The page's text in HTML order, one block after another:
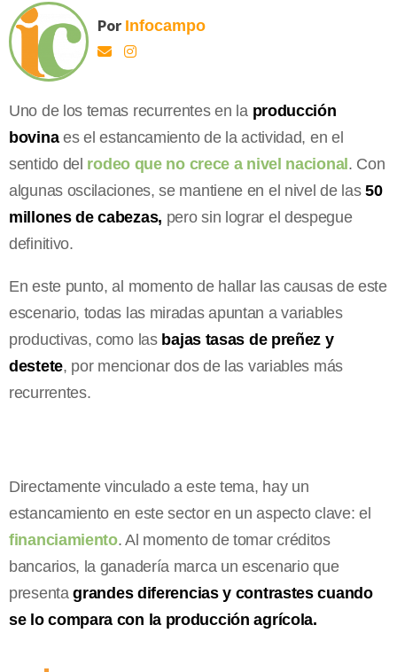
Por Infocampo
Uno de los temas recurrentes en la producción
bovinaes el estancamiento de la actividad, en el
sentido del rodeo que no crece a nivel nacional . Con
algunas oscilaciones, se mantiene en el nivel de las50
millones de cabezas, pero sin lograr el despegue
definitivo.
En este punto, al momento de hallar las causas de este
escenario, todas las miradas apuntan a variables
productivas, como lasbajas tasas de preñez y
destete, por mencionar dos de las variables más
recurrentes.
Directamente vinculado a este tema, hay un
estancamiento en este sector en un aspecto clave: el
financiamiento. Al momento de tomar créditos
bancarios, la ganadería marca un escenario que
presentagrandes diferencias y contrastes cuando
se lo compara con la producción agrícola.